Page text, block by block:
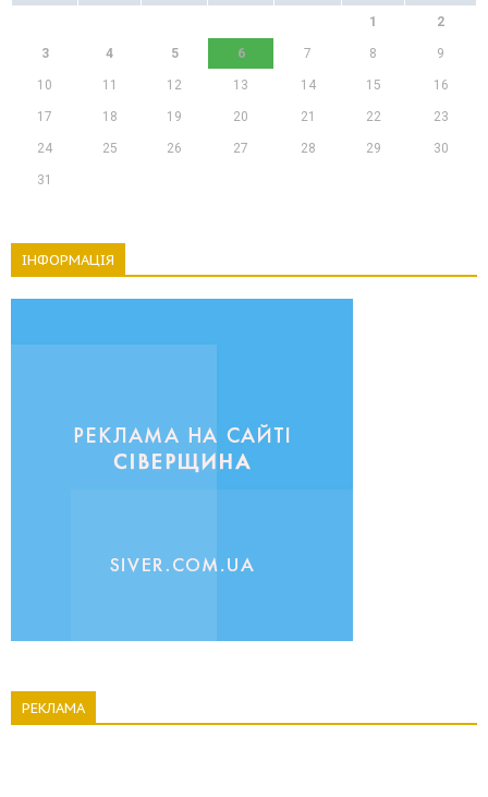
1 2
3 4 5 6 7 8 9
10 11 12 13 14 15 16
17 18 19 20 21 22 23
24 25 26 27 28 29 30
31
ІНФОРМАЦІЯ
РЕКЛАМА